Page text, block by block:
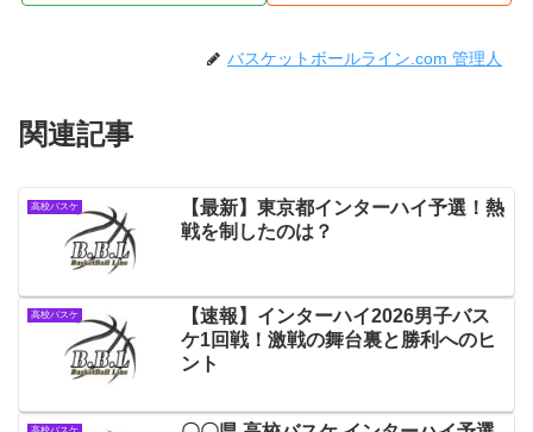
バスケットボールライン.com 管理人
関連記事
高校バスケ
【最新】東京都インターハイ予選！熱
戦を制したのは？
高校バスケ
【速報】インターハイ2026男子バス
ケ1回戦！激戦の舞台裏と勝利へのヒ
ント